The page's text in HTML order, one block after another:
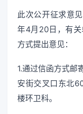
此次公开征求意
年4月20日，有
方式提出意见：
1.通过信函方式邮
安街交叉口东北
楼环卫科。